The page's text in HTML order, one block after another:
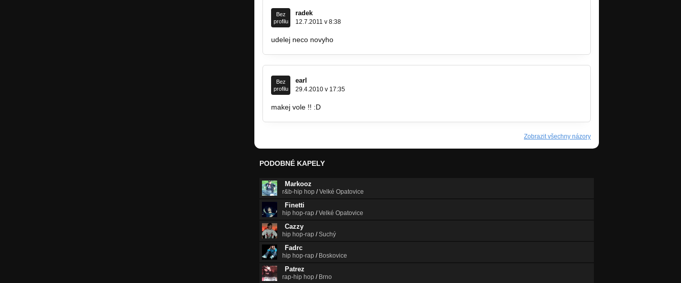
Bez
profilu
radek
12.7.2011 v 8:38
udelej neco novyho
Bez
profilu
earl
29.4.2010 v 17:35
makej vole !! :D
Zobrazit všechny názory
PODOBNÉ KAPELY
Markooz
r&b-hip hop /Velké Opatovice
Finetti
hip hop-rap /Velké Opatovice
Cazzy
hip hop-rap /Suchý
Fadrc
hip hop-rap / Boskovice
Patrez
rap-hip hop / Brno